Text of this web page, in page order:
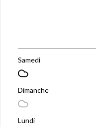
Samedi
Dimanche
Lundi